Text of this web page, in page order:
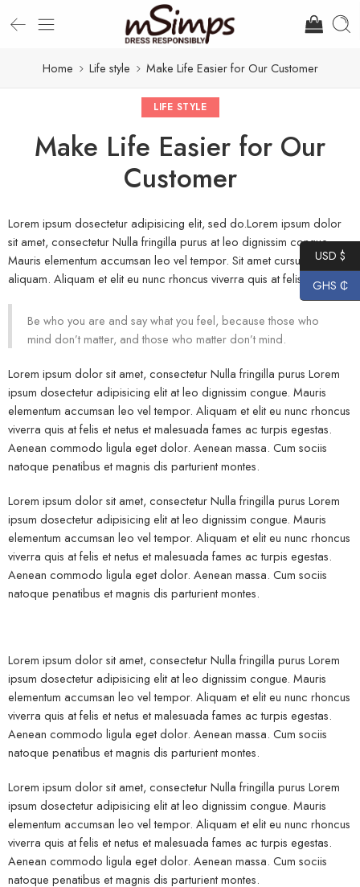
Home Life style Make Life Easier for Our Customer
LIFE STYLE
Make Life Easier for Our
Customer
Lorem ipsum dosectetur adipisicing elit, sed do.Lorem ipsum dolor
sit amet, consectetur Nulla fringilla purus at leo dignissim congue.
Mauris elementum accumsan leo vel tempor. Sit amet cursus nisl
aliquam. Aliquam et elit eu nunc rhoncus viverra quis at felis.
Be who you are and say what you feel, because those who
mind don’t matter, and those who matter don’t mind.
Lorem ipsum dolor sit amet, consectetur Nulla fringilla purus Lorem
ipsum dosectetur adipisicing elit at leo dignissim congue. Mauris
elementum accumsan leo vel tempor. Aliquam et elit eu nunc rhoncus
viverra quis at felis et netus et malesuada fames ac turpis egestas.
Aenean commodo ligula eget dolor. Aenean massa. Cum sociis
natoque penatibus et magnis dis parturient montes.
Lorem ipsum dolor sit amet, consectetur Nulla fringilla purus Lorem
ipsum dosectetur adipisicing elit at leo dignissim congue. Mauris
elementum accumsan leo vel tempor. Aliquam et elit eu nunc rhoncus
viverra quis at felis et netus et malesuada fames ac turpis egestas.
Aenean commodo ligula eget dolor. Aenean massa. Cum sociis
natoque penatibus et magnis dis parturient montes.
Lorem ipsum dolor sit amet, consectetur Nulla fringilla purus Lorem
ipsum dosectetur adipisicing elit at leo dignissim congue. Mauris
elementum accumsan leo vel tempor. Aliquam et elit eu nunc rhoncus
viverra quis at felis et netus et malesuada fames ac turpis egestas.
Aenean commodo ligula eget dolor. Aenean massa. Cum sociis
natoque penatibus et magnis dis parturient montes.
Lorem ipsum dolor sit amet, consectetur Nulla fringilla purus Lorem
ipsum dosectetur adipisicing elit at leo dignissim congue. Mauris
elementum accumsan leo vel tempor. Aliquam et elit eu nunc rhoncus
viverra quis at felis et netus et malesuada fames ac turpis egestas.
Aenean commodo ligula eget dolor. Aenean massa. Cum sociis
natoque penatibus et magnis dis parturient montes.
USD $
GHS ₵